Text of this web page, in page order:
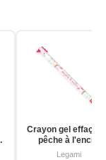
Crayon gel
pêche à l'encre
d'unicorn
Legami